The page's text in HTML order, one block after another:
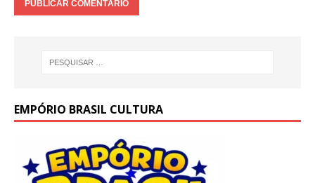
EMPÓRIO BRASIL CULTURA